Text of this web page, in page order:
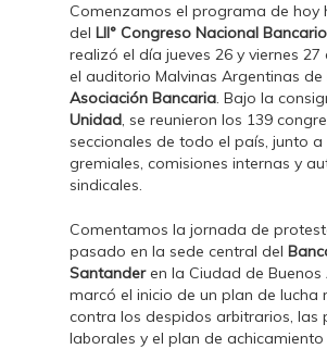
Comenzamos el programa de hoy
delLII° Congreso Nacional Bancario
realizó el día jueves 26 y viernes 27
el auditorio Malvinas Argentinas de
Asociación Bancaria. Bajo la
Unidad, se reunieron los 139
seccionales de todo el país, junto a
gremiales, comisiones internas y
sindicales.
Comentamos la jornada de
pasado en la sede central del
Santanderen la Ciudad de Buenos
marcó el inicio de un plan de lucha
contra los despidos arbitrarios, las
laborales y el plan de